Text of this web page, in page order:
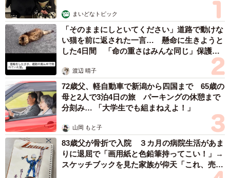
4/4
まいどなトピック
「そのままにしといてください」道路で動けな
い猫を前に返された一言… 懸命に生きようと
した4日間 「命の重さはみんな同じ」保護団
渡辺 晴子
72歳父、軽自動車で新潟から四国まで 65歳の
母と2人で3泊4日の旅 パーキングの休憩まで
分刻み… 「大学生でも組まねえよ！」
山岡 もと子
83歳父が骨折で入院 ３カ月の病院生活があま
りに退屈で「画用紙と色鉛筆持ってこい！」→
スケッチブックを見た家族が仰天「これ、売れ